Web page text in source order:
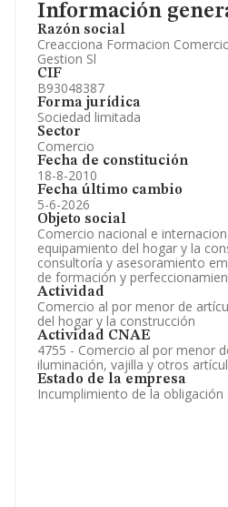
Información
Razón social
Creacciona Formacion
Gestion Sl
CIF
B93048387
Forma jurídica
Sociedad limitada
Sector
Comercio
Fecha de constitución
18-8-2010
Fecha último cambio
5-6-2026
Objeto social
Comercio nacional e
equipamiento del hogar y la
consultoría y asesoramiento
de formación y
Actividad
Comercio al por menor de
del hogar y la construcción
Actividad CNAE
4755 - Comercio al por menor
iluminación, vajilla y otros
Estado de la empresa
Incumplimiento de la
Artículos de prensa
Información oficial y